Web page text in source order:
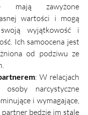
mają zawyżone
wartości i mogą
wyjątkowość i
Ich samoocena jest
od podziwu ze
: W relacjach
osoby narcystyczne
i wymagające,
partner będzie im stale